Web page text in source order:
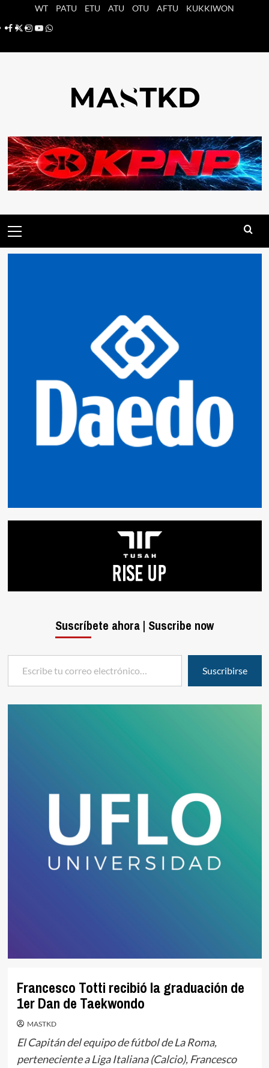
WT PATU ETU ATU OTU AFTU
KUKKIWON
Facebook
X Instagram
YouTube
Whatsapp
principal
Francesco Totti recibió la graduación de
1er Dan de Taekwondo
MASTKD
El Capitán del equipo de fútbol de La Roma,
perteneciente a Liga Italiana (Calcio), Francesco
Suscríbete ahora | Suscribe now
Escribe tu correo electrónico…
Suscribirse